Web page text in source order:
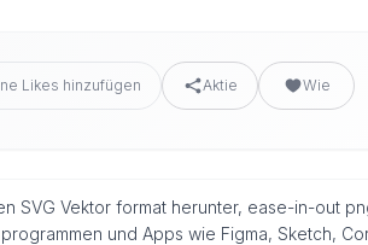
Likes hinzufügen Aktie Wie
SVG Vektor format herunter, ease-in-out
und Apps wie Figma, Sketch,